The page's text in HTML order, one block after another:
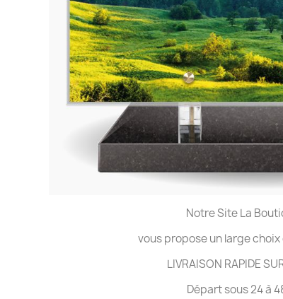
Notre Site La
vous propose un large choix
LIVRAISON RAPIDE
Départ sous 24 à